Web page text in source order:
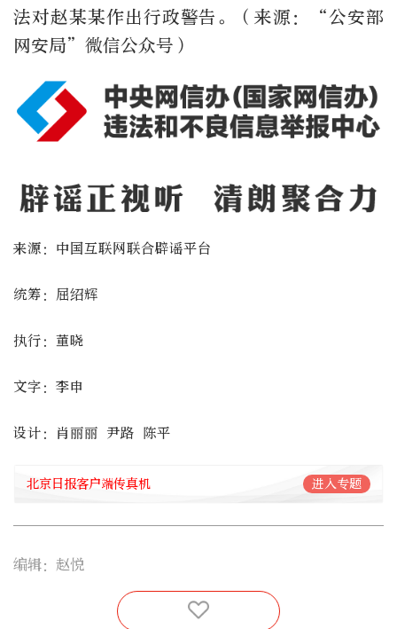
法对赵某某作出行政警告。（来源：“公安部
网安局”微信公众号）
来源：中国互联网联合辟谣平台
统筹：屈绍辉
执行：董晓
文字：李申
设计：肖丽丽 尹路 陈平
北京日报客户端传真机 进入专题
编辑：赵悦